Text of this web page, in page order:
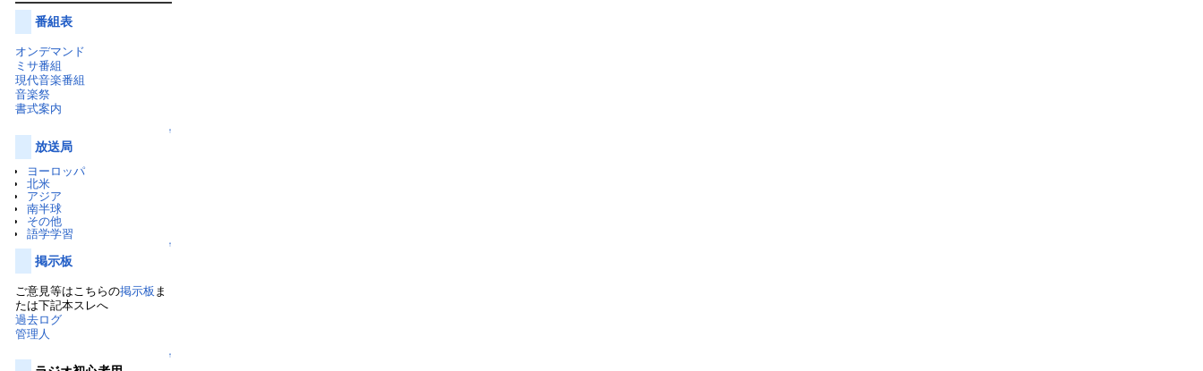
番組表
オンデマンド
ミサ番組
現代音楽番組
音楽祭
書式案内
↑
放送局
ヨーロッパ
北米
アジア
南半球
その他
語学学習
↑
掲示板
ご意見等はこちらの掲示板 ま
たは下記本スレへ
過去ログ
管理人
↑